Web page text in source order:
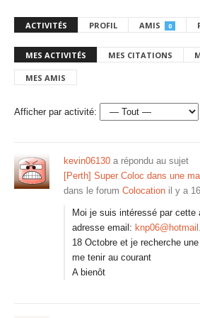
ACTIVITÉS PROFIL AMIS 0
MES ACTIVITÉS MES CITATIONS
MES AMIS
Afficher par activité:
kevin06130 a répondu au sujet
[Perth] Super Coloc dans une
dans le forum Colocation il y a
Moi je suis intéressé par cette
adresse email:
18 Octobre et je recherche
me tenir au courant
A bienôt